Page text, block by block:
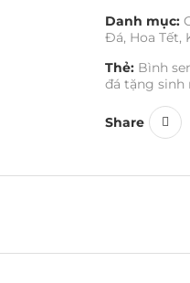
Danh mục:
Đá, Hoa Tết,
Thẻ: Bình
đá tặng sinh
Share